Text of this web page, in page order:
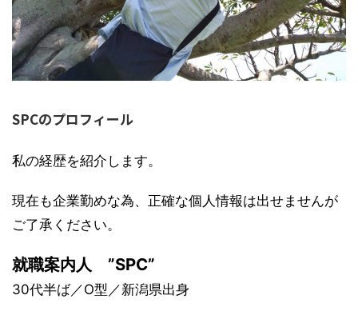
SPCのプロフィール
私の経歴を紹介します。
現在も企業勤めな為、正確な個人情報は出せませんが
ご了承ください。
就職案内人 ”SPC”
30代半ば／O型／新潟県出身